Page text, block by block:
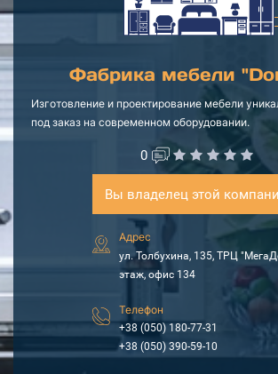
Фабрика мебели
Изготовление и проектирование мебели
под заказ на современном оборудовании.
0
Вы владелец этой
Адрес
ул. Толбухина, 135, ТРЦ
этаж, офис 134
Телефон
+38 (050) 180-77-31
+38 (050) 390-59-10